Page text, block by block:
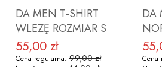
DA MEN T-SHIRT
WLEZĘ ROZMIAR S
Cena promocyjna
55,00 zł
Cena regularna: 99,00 zł
DA
Cena